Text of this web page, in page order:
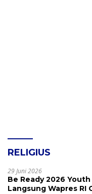
RELIGIUS
29 Juni 2026
Be Ready 2026
Langsung Wapres RI